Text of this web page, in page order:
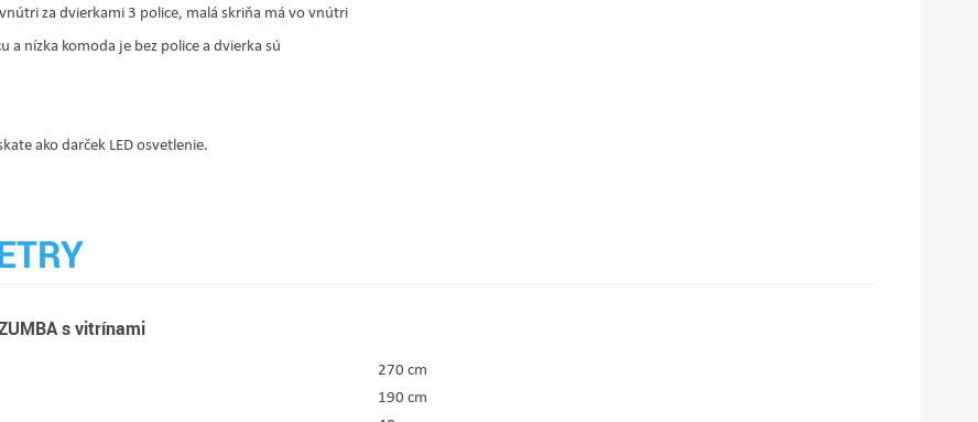
za dvierkami 3 police, malá skriňa má vo vnútri
a nízka komoda je bez police a dvierka sú
ako darček LED osvetlenie.
s vitrínami
270 cm
190 cm